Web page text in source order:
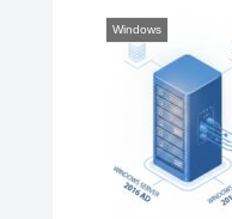
Windows